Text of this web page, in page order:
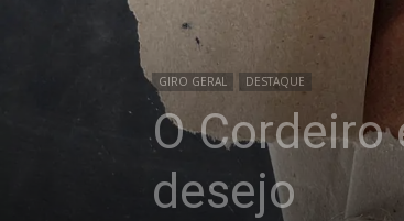
GIRO GERAL DESTAQUE
O Cordeiro
desejo